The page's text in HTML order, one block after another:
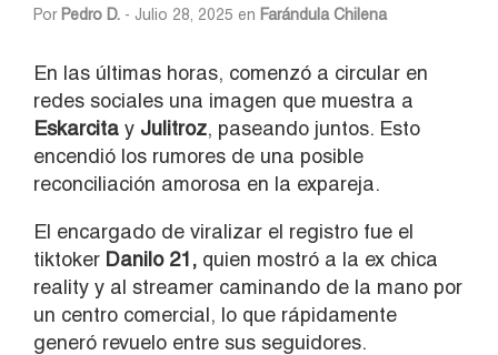
Por Pedro D. - Julio 28, 2025 en Farándula Chilena
En las últimas horas, comenzó a circular en
redes sociales una imagen que muestra a
Eskarcita y Julitroz, paseando juntos. Esto
encendió los rumores de una posible
reconciliación amorosa en la expareja.
El encargado de viralizar el registro fue el
tiktoker Danilo 21, quien mostró a la ex chica
reality y al streamer caminando de la mano por
un centro comercial, lo que rápidamente
generó revuelo entre sus seguidores.